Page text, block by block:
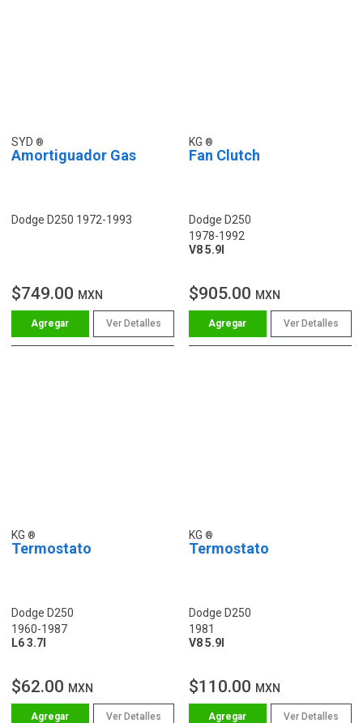
SYD
Amortiguador Gas
Dodge D250 1972-1993
$749.00 MXN
Ver Detalles
KG
Fan Clutch
Dodge D250
1978-1992
V8 5.9l
$905.00 MXN
Ver Detalles
KG
Termostato
Dodge D250
1960-1987
L6 3.7l
$62.00 MXN
Ver Detalles
KG
Termostato
Dodge D250
1981
V8 5.9l
$110.00 MXN
Ver Detalles